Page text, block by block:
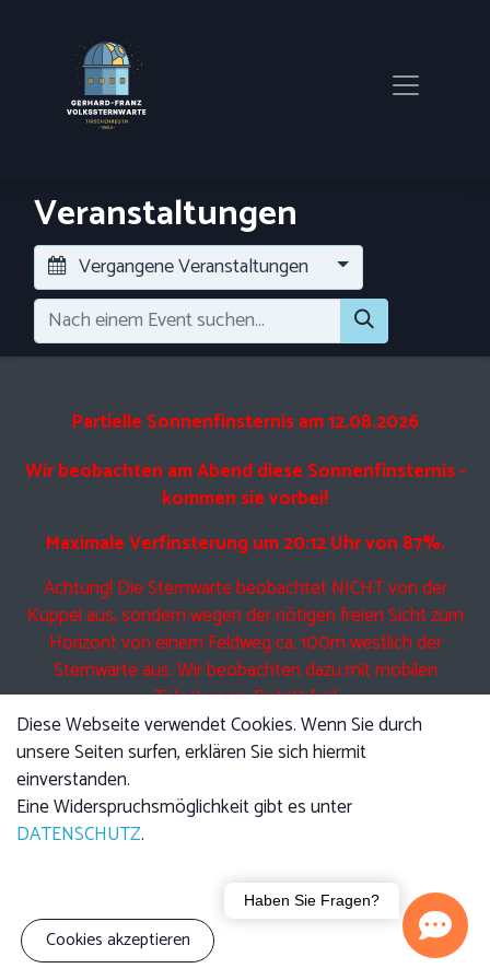
Veranstaltungen
Vergangene Veranstaltungen
Partielle Sonnenfinsternis am 12.08.2026
Wir beobachten am Abend diese Sonnenfinsternis -
kommen sie vorbei!
Maximale Verfinsterung um 20:12 Uhr von 87%.
Achtung! Die Sternwarte beobachtet NICHT von der
Kuppel aus, sondern wegen der nötigen freien Sicht zum
Horizont von einem Feldweg ca. 100m westlich der
Sternwarte aus. Wir beobachten dazu mit mobilen
Teleskopen. Eintritt frei!
Eine Führung am Freitag beinhaltet Anfangs den jeweils
angekündigten Vortrag, im Anschluss führen wir Sie durch
die Kuppel und zeigen Ihnen die Technik der Teleskope.
Anschließend bei klarem Himmel Beobachtung mit den
Teleskopen.
Bitte beachten sie, dass auch UNSER Teleskop nicht durch
Diese Webseite verwendet Cookies. Wenn Sie durch
unsere Seiten surfen, erklären Sie sich hiermit
einverstanden.
Eine Widerspruchsmöglichkeit gibt es unter
DATENSCHUTZ.
Cookies akzeptieren
Haben Sie Fragen?